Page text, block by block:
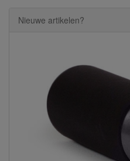
Nieuwe artikelen?